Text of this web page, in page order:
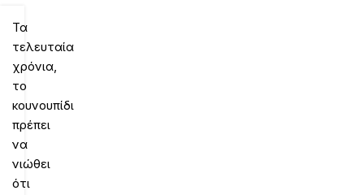
Τα
τελευταία
χρόνια,
το
κουνουπίδι
πρέπει
να
νιώθει
ότι